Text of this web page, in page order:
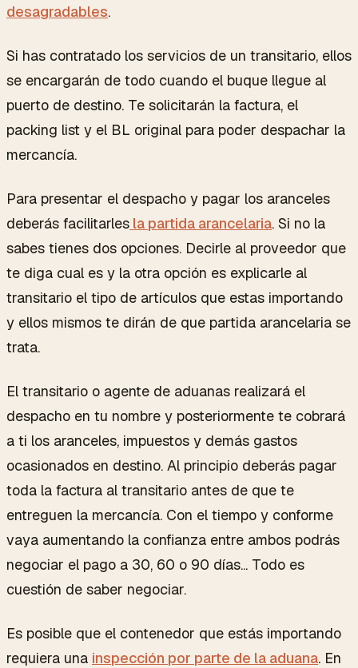
desagradables.
Si has contratado los servicios de un transitario, ellos
se encargarán de todo cuando el buque llegue al
puerto de destino. Te solicitarán la factura, el
packing list y el BL original para poder despachar la
mercancía.
Para presentar el despacho y pagar los aranceles
deberás facilitarles la partida arancelaria. Si no la
sabes tienes dos opciones. Decirle al proveedor que
te diga cual es y la otra opción es explicarle al
transitario el tipo de artículos que estas importando
y ellos mismos te dirán de que partida arancelaria se
trata.
El transitario o agente de aduanas realizará el
despacho en tu nombre y posteriormente te cobrará
a ti los aranceles, impuestos y demás gastos
ocasionados en destino. Al principio deberás pagar
toda la factura al transitario antes de que te
entreguen la mercancía. Con el tiempo y conforme
vaya aumentando la confianza entre ambos podrás
negociar el pago a 30, 60 o 90 días... Todo es
cuestión de saber negociar.
Es posible que el contenedor que estás importando
requiera una inspección por parte de la aduana. En